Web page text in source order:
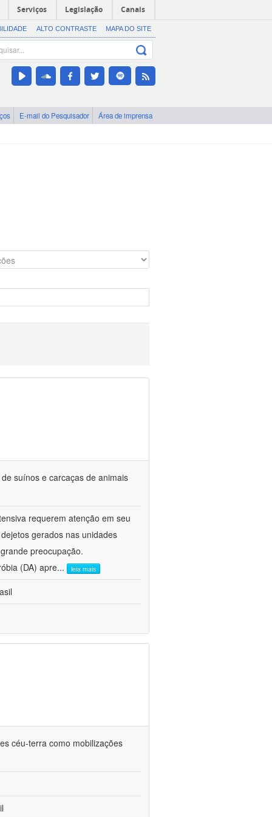
Serviços Legislação Canais
ALTO CONTRASTE MAPA DO SITE
E-mail do Pesquisador Área de imprensa
suínos e carcaças de animais
requerem atenção em seu
gerados nas unidades
preocupação.
(DA) apre... leia mais
céu-terra como mobilizações